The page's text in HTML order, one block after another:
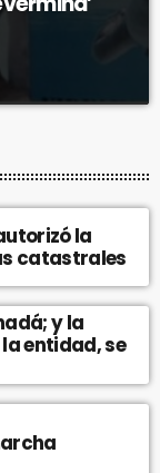
la
catastrales
y la
entidad, se